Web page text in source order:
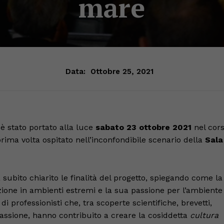
mare
Data: Ottobre 25, 2021
stato portato alla luce sabato 23 ottobre 2021 nel
volta ospitato nell’inconfondibile scenario della Sala
subito chiarito le finalità del progetto, spiegando come la
in ambienti estremi e la sua passione per l’ambiente
professionisti che, tra scoperte scientifiche, brevetti,
hanno contribuito a creare la cosiddetta cultura